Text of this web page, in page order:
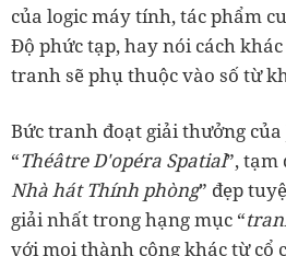
của logic máy tính, tác phẩm
Độ phức tạp, hay nói cách
tranh sẽ phụ thuộc vào số từ
Bức tranh đoạt giải thưởng của
“Théâtre D'opéra Spatial”, tạm
Nhà hát Thính phòng” đẹp
giải nhất trong hạng mục “
với mọi thành công khác từ cổ